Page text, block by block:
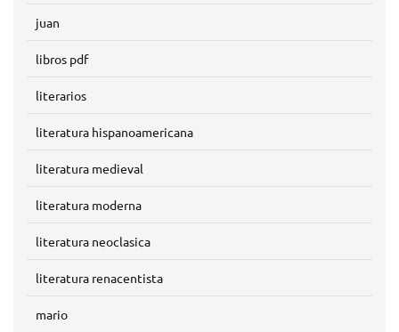
juan
libros pdf
literarios
literatura hispanoamericana
literatura medieval
literatura moderna
literatura neoclasica
literatura renacentista
mario